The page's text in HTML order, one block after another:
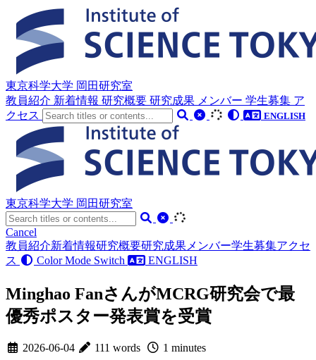
東京科学大学 岡田研究室
教員紹介 新着情報 研究概要 研究成果 メンバー 学生募集 ア
クセス
ENGLISH
東京科学大学 岡田研究室
Cancel
教員紹介新着情報研究概要研究成果 メンバー学生募集アクセ
ス
Color Mode Switch ENGLISH
Minghao FanさんがMCRG研究会で最
優秀ポスター発表賞を受賞
2026-06-04 111 words 1 minutes